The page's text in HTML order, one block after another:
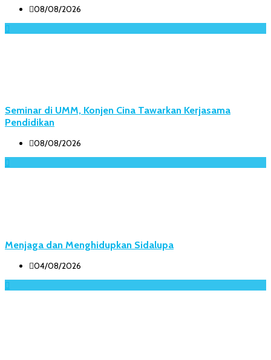
08/08/2026
Seminar di UMM, Konjen Cina Tawarkan Kerjasama
Pendidikan
08/08/2026
Menjaga dan Menghidupkan Sidalupa
04/08/2026